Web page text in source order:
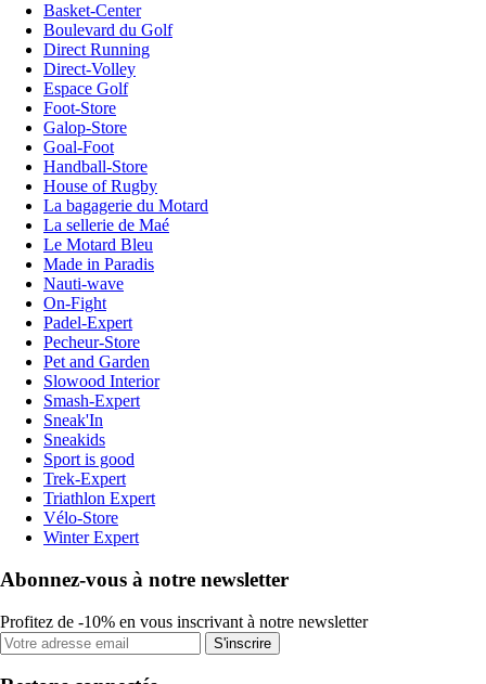
Basket-Center
Boulevard du Golf
Direct Running
Direct-Volley
Espace Golf
Foot-Store
Galop-Store
Goal-Foot
Handball-Store
House of Rugby
La bagagerie du Motard
La sellerie de Maé
Le Motard Bleu
Made in Paradis
Nauti-wave
On-Fight
Padel-Expert
Pecheur-Store
Pet and Garden
Slowood Interior
Smash-Expert
Sneak'In
Sneakids
Sport is good
Trek-Expert
Triathlon Expert
Vélo-Store
Winter Expert
Abonnez-vous à notre newsletter
Profitez de -10% en vous inscrivant à notre newsletter
S'inscrire